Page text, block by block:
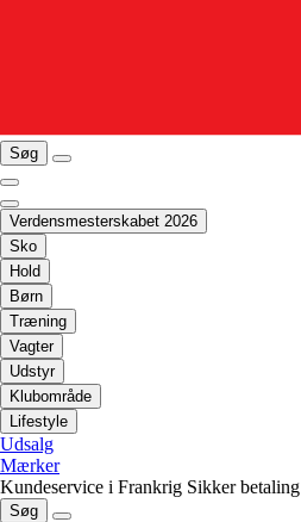
Søg
Verdensmesterskabet 2026
Sko
Hold
Børn
Træning
Vagter
Udstyr
Klubområde
Lifestyle
Udsalg
Mærker
Kundeservice i Frankrig Sikker betaling
Søg